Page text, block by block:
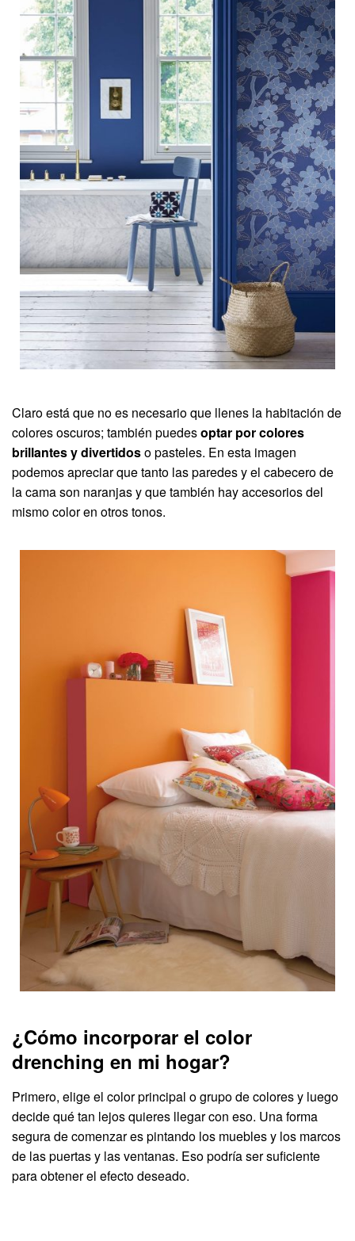
Claro está que no es necesario que llenes la habitación de
colores oscuros; también puedesoptar por colores
brillantes y divertidoso pasteles. En esta imagen
podemos apreciar que tanto las paredes y el cabecero de
la cama son naranjas y que también hay accesorios del
mismo color en otros tonos.
¿Cómo incorporar el color
drenching en mi hogar?
Primero, elige el color principal o grupo de colores y luego
decide qué tan lejos quieres llegar con eso. Una forma
segura de comenzar es pintando los muebles y los marcos
de las puertas y las ventanas. Eso podría ser suficiente
para obtener el efecto deseado.